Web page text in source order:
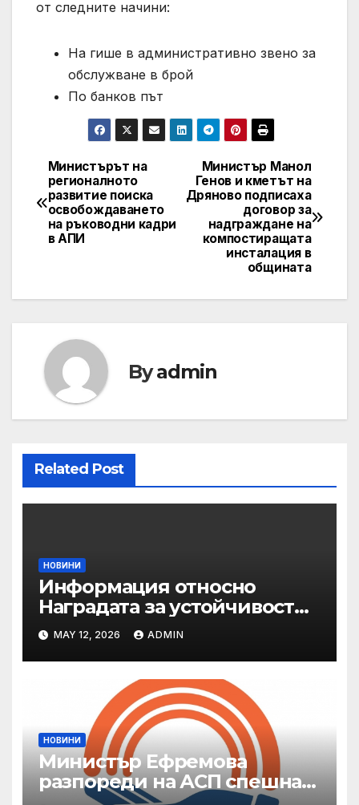
от следните начини:
На гише в административно звено за
обслужване в брой
По банков път
Post
navigation
Министър Манол
Генов и кметът на
Дряново подписаха
договор за
надграждане на
компостиращата
инсталация в
общината
Министърът на
регионалното
развитие поиска
освобождаването
на ръководни кадри
в АПИ
Byadmin
Related Post
НОВИНИ
Информация относно
Наградата за устойчивост
на ОАЕ „Зайед“
MAY 12, 2026 ADMIN
НОВИНИ
Министър Ефремова
разпореди на АСП спешна